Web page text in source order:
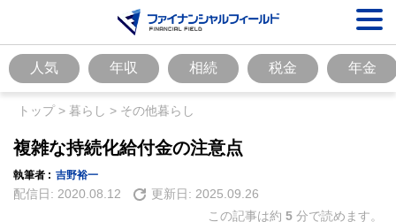
人気 年収 相続 税金 年金
トップ> 暮らし > その他暮らし
複雑な持続化給付金の注意点
執筆者 : 吉野裕一
配信日: 2020.08.12 更新日: 2025.09.26
この記事は約 5 分で読めます。